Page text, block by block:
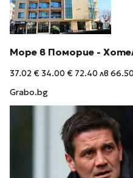
Море в Поморие -
37.02 € 34.00 € 72.40 лв
Grabo.bg